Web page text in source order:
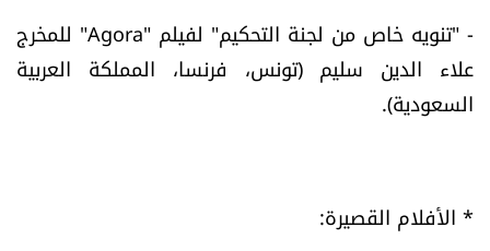
صحّة وصحن
الرياضة
حظّك اليوم
- "تنويه خاص من لجنة التحكيم" لفيلم "Agora" للمخرج
علاء الدين سليم (تونس، فرنسا، المملكة العربية
السعودية).
* الأفلام القصيرة: